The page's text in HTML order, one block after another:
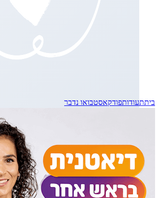
ביתתעודותפודקאסטבואו נדבר